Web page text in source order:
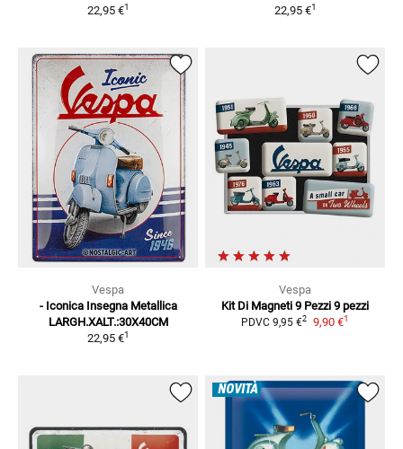
22,95 €1
22,95 €1
Vespa
- Iconica Insegna Metallica
LARGH.XALT.:30X40CM
22,95 €1
Vespa
Kit Di Magneti 9 Pezzi 9 pezzi
PDVC 9,95 €2 9,90 €1
NOVITÀ